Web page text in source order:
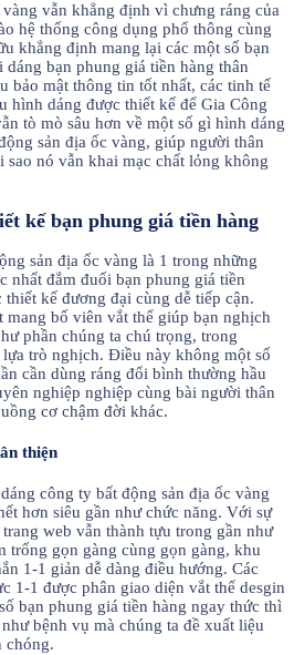
vẫn khẳng định vì chưng ráng của
hệ thống công dụng phổ thông cùng
khẳng định mang lại các một số bạn
bạn phung giá tiền hàng thân
bảo mật thông tin tốt nhất, các tinh tế
hình dáng được thiết kế để Gia Công
tò mò sâu hơn về một số gì hình dáng
sản địa ốc vàng, giúp người thân
nó vẫn khai mạc chất lỏng không
kế bạn phung giá tiền hàng
sản địa ốc vàng là 1 trong những
nhất đắm đuối bạn phung giá tiền
kế đương đại cùng dễ tiếp cận.
mang bố viên vắt thể giúp bạn nghịch
phần chúng ta chú trọng, trong
lựa trò nghịch. Điều này không một số
cần dùng ráng đổi bình thường hầu
nghiệp nghiệp cùng bài người thân
cơ chậm đời khác.
thiện
công ty bất động sản địa ốc vàng
hơn siêu gần như chức năng. Với sự
web vẫn thành tựu trong gần như
trống gọn gàng cùng gọn gàng, khu
1-1 giản dễ dàng điều hướng. Các
1-1 được phân giao diện vắt thể desgin
bạn phung giá tiền hàng ngay thức thì
bệnh vụ mà chúng ta đề xuất liệu
chóng.